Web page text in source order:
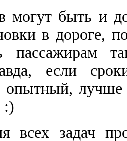
могут быть и
в дороге,
пассажирам
если
опытный,
:)
всех задач